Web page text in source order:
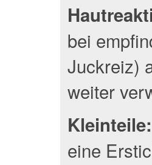
bei
Juckreiz)
weiter
Kleinteile:
eine